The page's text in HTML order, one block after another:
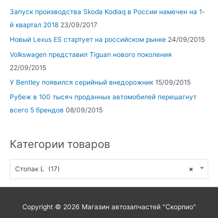
Запуск производства Skoda Kodiaq в России намечен на 1-
й квартал 2018 23/09/2017
Новый Lexus ES стартует на российском рынке 24/09/2015
Volkswagen представил Tiguan нового поколения
22/09/2015
У Bentley появился серийный внедорожник 15/09/2015
Рубеж в 100 тысяч проданных автомобилей перешагнут
всего 5 брендов 08/09/2015
Категории товаров
×
Стопак L (17)
Copyright © 2026 Магазин автозапчастей "Скорпио"